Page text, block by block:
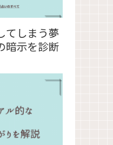
てしまう夢
暗示を診断